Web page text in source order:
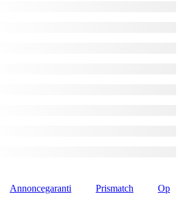
Annoncegaranti Prismatch
Op